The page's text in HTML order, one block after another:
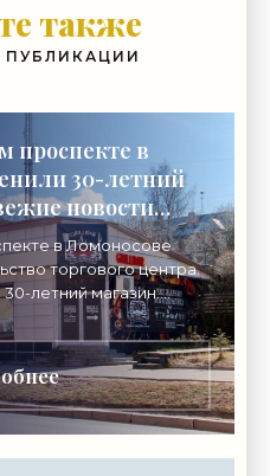
также
ПУБЛИКАЦИИ
проспекте в
30-летний
новости
в Ломоносове
торгового центра.
летний магазин.
здание на Дворцовом
было построено